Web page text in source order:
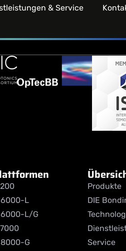
& Service
L
L/G
G
Produkte
DIE
Service